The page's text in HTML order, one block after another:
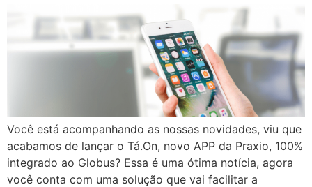
Você está acompanhando as nossas novidades, viu que
acabamos de lançar o Tá.On, novo APP da Praxio, 100%
integrado ao Globus? Essa é uma ótima notícia, agora
você conta com uma solução que vai facilitar a